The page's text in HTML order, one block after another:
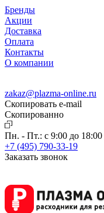
Бренды
Акции
Доставка
Оплата
Контакты
О компании
zakaz@plazma-online.ru
Скопировать e-mail
Cкопированно
Пн. - Пт.: с 9:00 до 18:00
+7 (495) 790-33-19
Заказать звонок